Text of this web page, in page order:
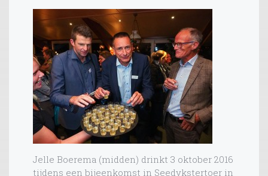
Jelle Boerema (midden) drinkt 3 oktober 2016
tijdens een bijeenkomst in Seedykstertoer in